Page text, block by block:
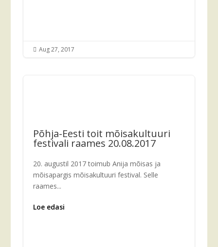
 Aug 27, 2017
Põhja-Eesti toit mõisakultuuri
festivali raames 20.08.2017
20. augustil 2017 toimub Anija mõisas ja
mõisapargis mõisakultuuri festival. Selle
raames...
Loe edasi